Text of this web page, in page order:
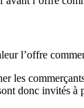
l’offre
les
donc invités